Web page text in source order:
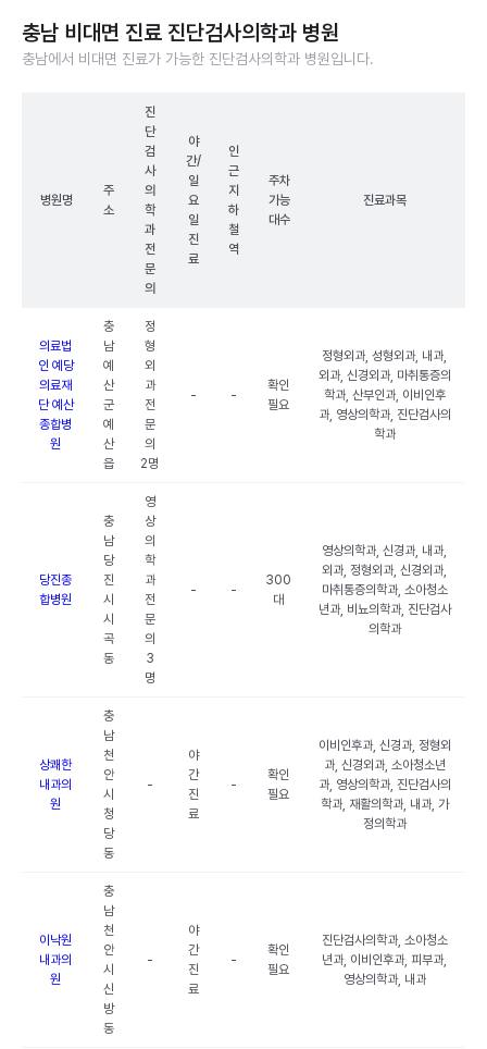
충남 비대면 진료 진단검사의학과 병원
충남에서 비대면 진료가 가능한 진단검사의학과 병원입니다.
병원명
주
소
진
단
검
사
의
학
과
전
문
의
야
간/
일
요
일
진
료
인
근
지
하
철
역
주차
가능
대수
진료과목
의료법
인 예당
의료재
단 예산
종합병
원
충
남
예
산
군
예
산
읍
정
형
외
과
전
문
의
2명
- -
확인
필요
정형외과, 성형외과, 내과,
외과, 신경외과, 마취통증의
학과, 산부인과, 이비인후
과, 영상의학과, 진단검사의
학과
당진종
합병원
충
남
당
진
시
시
곡
동
영
상
의
학
과
전
문
의
3
명
- -
300
대
영상의학과, 신경과, 내과,
외과, 정형외과, 신경외과,
마취통증의학과, 소아청소
년과, 비뇨의학과, 진단검사
의학과
상쾌한
내과의
원
충
남
천
안
시
청
당
동
-
야
간
진
료
-
확인
필요
이비인후과, 신경과, 정형외
과, 신경외과, 소아청소년
과, 영상의학과, 진단검사의
학과, 재활의학과, 내과, 가
정의학과
이낙원
내과의
원
충
남
천
안
시
신
방
동
-
야
간
진
료
-
확인
필요
진단검사의학과, 소아청소
년과, 이비인후과, 피부과,
영상의학과, 내과